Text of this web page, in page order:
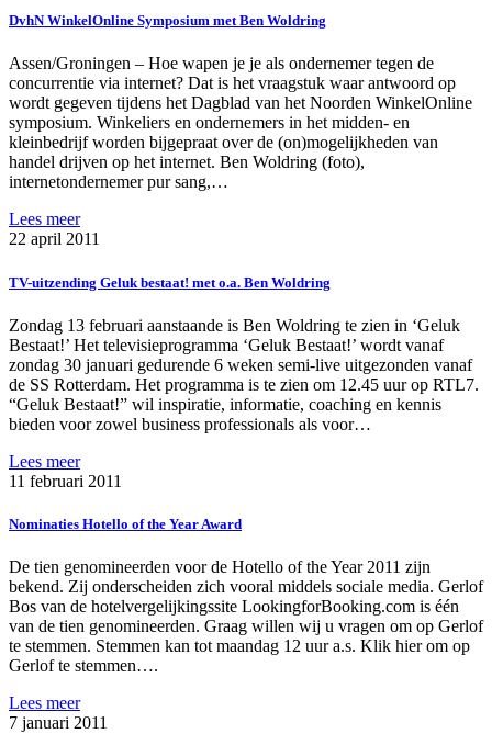
DvhN WinkelOnline Symposium met Ben Woldring
Assen/Groningen – Hoe wapen je je als ondernemer tegen de
concurrentie via internet? Dat is het vraagstuk waar antwoord op
wordt gegeven tijdens het Dagblad van het Noorden WinkelOnline
symposium. Winkeliers en ondernemers in het midden- en
kleinbedrijf worden bijgepraat over de (on)mogelijkheden van
handel drijven op het internet. Ben Woldring (foto),
internetondernemer pur sang,…
Lees meer
22 april 2011
TV-uitzending Geluk bestaat! met o.a. Ben Woldring
Zondag 13 februari aanstaande is Ben Woldring te zien in ‘Geluk
Bestaat!’ Het televisieprogramma ‘Geluk Bestaat!’ wordt vanaf
zondag 30 januari gedurende 6 weken semi-live uitgezonden vanaf
de SS Rotterdam. Het programma is te zien om 12.45 uur op RTL7.
“Geluk Bestaat!” wil inspiratie, informatie, coaching en kennis
bieden voor zowel business professionals als voor…
Lees meer
11 februari 2011
Nominaties Hotello of the Year Award
De tien genomineerden voor de Hotello of the Year 2011 zijn
bekend. Zij onderscheiden zich vooral middels sociale media. Gerlof
Bos van de hotelvergelijkingssite LookingforBooking.com is één
van de tien genomineerden. Graag willen wij u vragen om op Gerlof
te stemmen. Stemmen kan tot maandag 12 uur a.s. Klik hier om op
Gerlof te stemmen….
Lees meer
7 januari 2011